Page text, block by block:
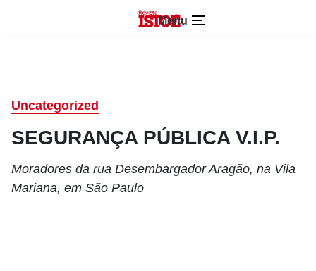
Menu
Uncategorized
SEGURANÇA PÚBLICA V.I.P.
Moradores da rua Desembargador Aragão, na Vila
Mariana, em São Paulo